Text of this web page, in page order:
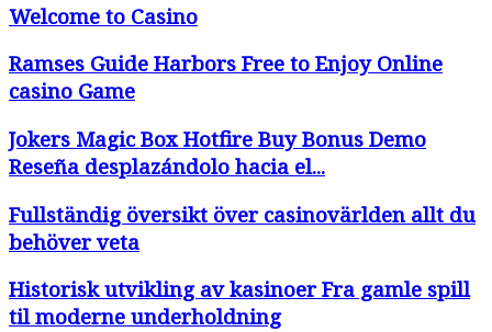
Welcome to Casino
Ramses Guide Harbors Free to Enjoy Online
casino Game
Jokers Magic Box Hotfire Buy Bonus Demo
Reseña desplazándolo hacia el...
Fullständig översikt över casinovärlden allt du
behöver veta
Historisk utvikling av kasinoer Fra gamle spill
til moderne underholdning